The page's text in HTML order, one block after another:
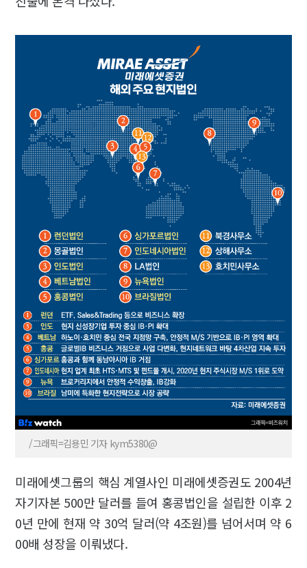
/그래픽=김용민 기자 kym5380@
미래에셋그룹의 핵심 계열사인 미래에셋증권도 2004년
자기자본 500만 달러를 들여 홍콩법인을 설립한 이후 2
0년 만에 현재 약 30억 달러(약 4조원)를 넘어서며 약 6
00배 성장을 이뤄냈다.